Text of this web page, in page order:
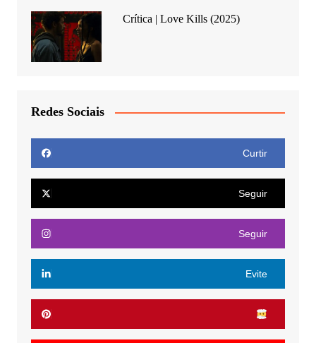
Crítica | Love Kills (2025)
Redes Sociais
Curtir
Seguir
Seguir
Evite